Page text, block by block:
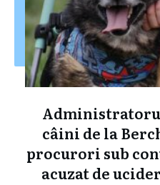
câini de la
procurori sub
acuzat de